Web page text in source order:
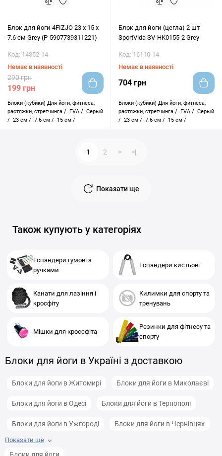
Блок для йоги 4FIZJO 23 x 15 x
7.6 см Grey (P-5907739311221)
Код: 14852-14
Немає в наявності
290 грн
199 грн
Блоки (кубики) Для йоги, фитнеса,
растяжки, стретчинга / EVA / Серый
/ 23 см / 7.6 см / 15 см /
Блок для йоги (цегла) 2 шт
SportVida SV-HK0155-2 Grey
Код: 16110-14
Немає в наявності
704 грн
Блоки (кубики) Для йоги, фитнеса,
растяжки, стретчинга / EVA / Серый
/ 23 см / 7.6 см / 15 см /
Показати ще
1 2 > >|
Також купують у категоріях
Еспандери гумові з
ручками
Еспандери кистьові
Канати для лазіння і
кросфіту
Килимки для спорту та
тренувань
Мішки для кроссфіта
Резинки для фітнесу та
спорту
Блоки для йоги в Україні з доставкою
Блоки для йоги в Житомирі Блоки для йоги в Миколаєві
Блоки для йоги в Одесі Блоки для йоги в Тернополі
Блоки для йоги в Ужгороді Блоки для йоги в Чернівцях
Блоки для йоги у Івано-Франківську
Показати ще
Блоки для йоги